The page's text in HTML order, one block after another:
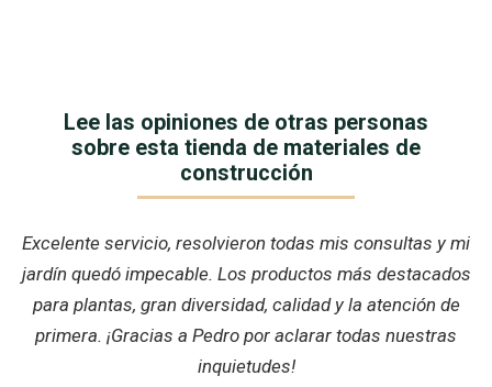
Lee las opiniones de otras personas
sobre esta tienda de materiales de
construcción
Excelente servicio, resolvieron todas mis consultas y mi
jardín quedó impecable. Los productos más destacados
para plantas, gran diversidad, calidad y la atención de
primera. ¡Gracias a Pedro por aclarar todas nuestras
inquietudes!